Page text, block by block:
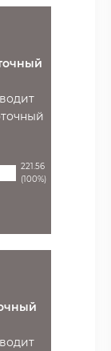
221.56
(100%)